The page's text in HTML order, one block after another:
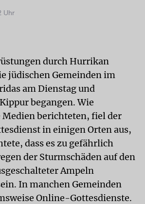
Uhr
durch Hurrikan
jüdischen Gemeinden im
am Dienstag und
begangen. Wie
berichteten, fiel der
in einigen Orten aus,
dass es zu gefährlich
der Sturmschäden auf den
Ampeln
In manchen Gemeinden
Online-Gottesdienste.